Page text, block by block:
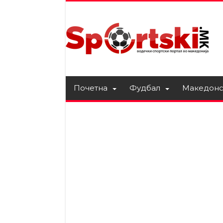
Почетна Фудбал